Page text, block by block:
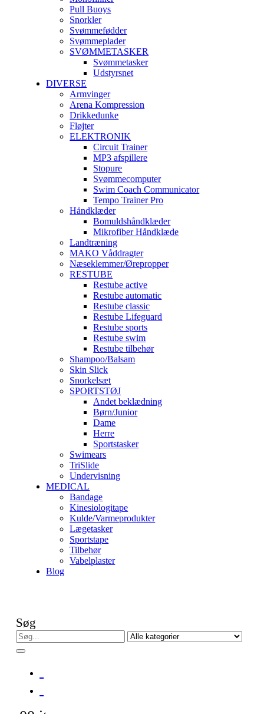
Pull Buoys
Snorkler
Svømmefødder
Svømmeplader
SVØMMETASKER
Svømmetasker
Udstyrsnet
DIVERSE
Armvinger
Arena Kompression
Drikkedunke
Fløjter
ELEKTRONIK
Circuit Trainer
MP3 afspillere
Stopure
Svømmecomputer
Swim Coach Communicator
Tempo Trainer Pro
Håndklæder
Bomuldshåndklæder
Mikrofiber Håndklæde
Landtræning
MAKO Våddragter
Næseklemmer/Ørepropper
RESTUBE
Restube active
Restube automatic
Restube classic
Restube Lifeguard
Restube sports
Restube swim
Restube tilbehør
Shampoo/Balsam
Skin Slick
Snorkelsæt
SPORTSTØJ
Andet beklædning
Børn/Junior
Dame
Herre
Sportstasker
Swimears
TriSlide
Undervisning
MEDICAL
Bandage
Kinesiologitape
Kulde/Varmeprodukter
Lægetasker
Sportstape
Tilbehør
Vabelplaster
Blog
Søg